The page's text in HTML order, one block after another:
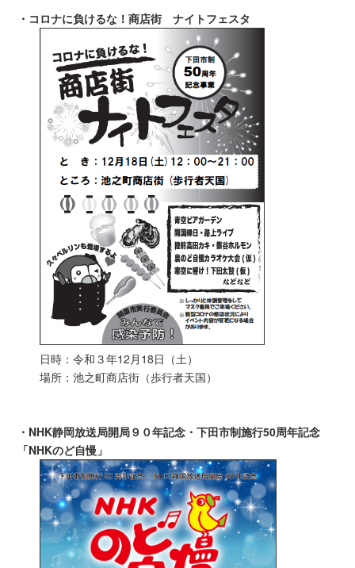
・コロナに負けるな！商店街 ナイトフェスタ
日時：令和３年12月18日（土）
場所：池之町商店街（歩行者天国）
・NHK静岡放送局開局９０年記念・下田市制施行50周年記念
「NHKのど自慢」